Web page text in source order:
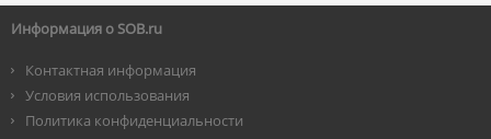
Информация о SOB.ru
Контактная информация
Условия использования
Политика конфиденциальности